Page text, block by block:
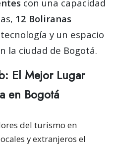
con una capacidad
12 Boliranas
y un espacio
la ciudad de Bogotá.
El Mejor Lugar
en Bogotá
del turismo en
y extranjeros el